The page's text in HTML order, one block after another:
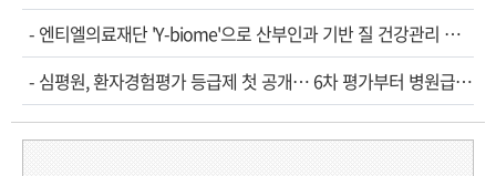
- 엔티엘의료재단 'Y-biome'으로 산부인과 기반 질 건강관리 서비스 확대
- 심평원, 환자경험평가 등급제 첫 공개… 6차 평가부터 병원급으로 확대